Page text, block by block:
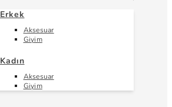
Erkek
Aksesuar
Giyim
Kadın
Aksesuar
Giyim